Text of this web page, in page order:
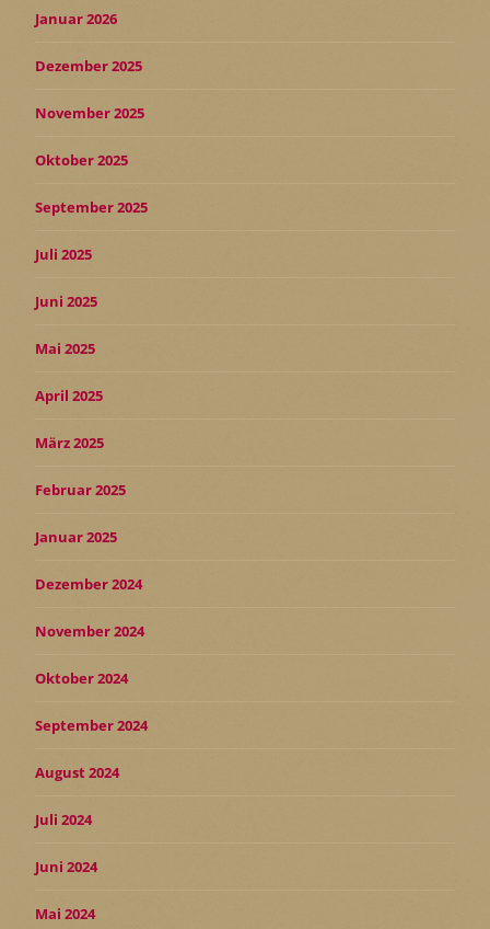
Januar 2026
Dezember 2025
November 2025
Oktober 2025
September 2025
Juli 2025
Juni 2025
Mai 2025
April 2025
März 2025
Februar 2025
Januar 2025
Dezember 2024
November 2024
Oktober 2024
September 2024
August 2024
Juli 2024
Juni 2024
Mai 2024